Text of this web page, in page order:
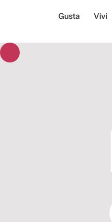
Gusta Vivi